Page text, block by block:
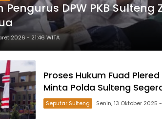
Pengurus DPW PKB
Minggu, 29 Maret 2026 - 21:46 WITA
Proses Hukum Fuad
Minta Polda Sulteng
Seputar Sulteng